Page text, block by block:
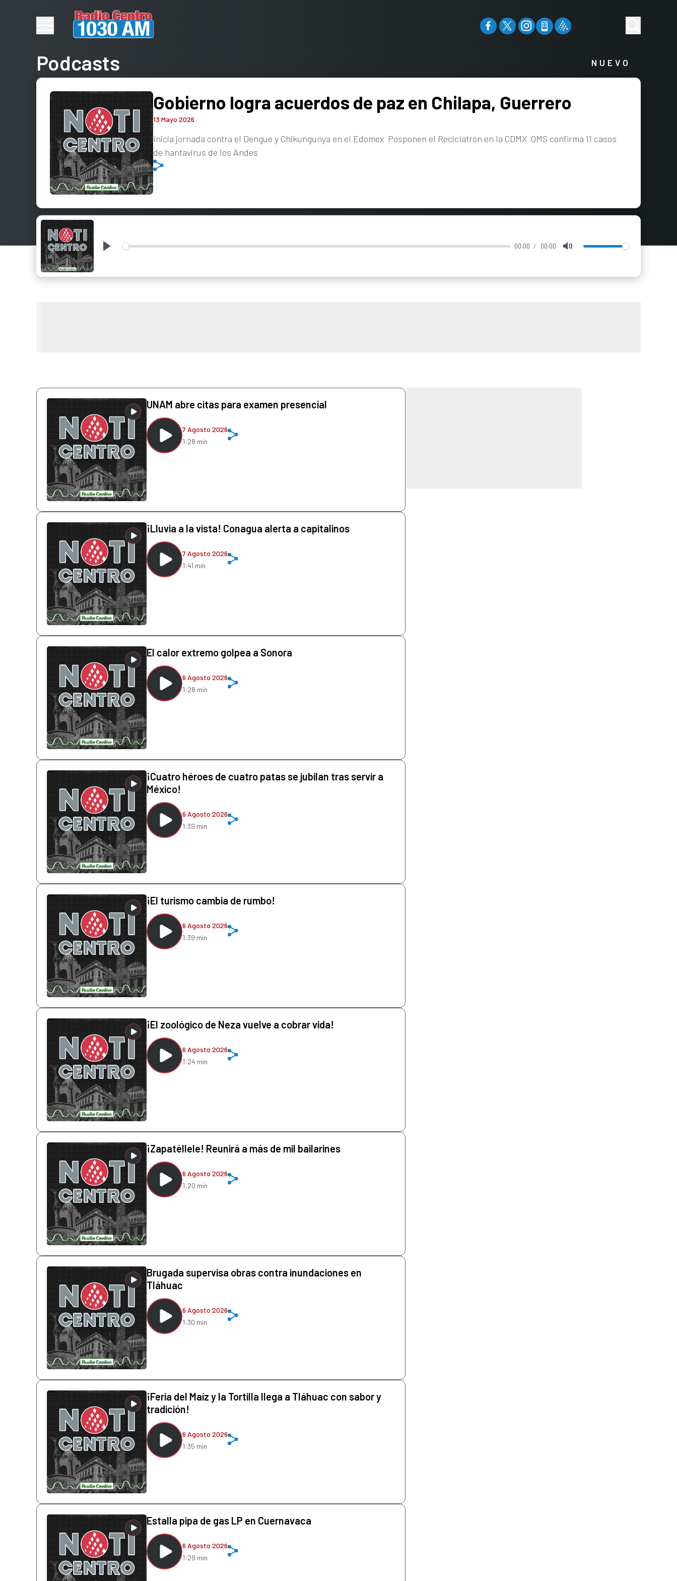
Podcasts NUEVO
Gobierno logra acuerdos de paz en Chilapa, Guerrero
13 Mayo 2026
Inicia jornada contra el Dengue y Chikungunya en el Edomex Posponen el Reciclatrón en la CDMX OMS confirma 11 casos
de hantavirus de los Andes
Play 00:00 00:00 Mute
UNAM abre citas para examen presencial
7 Agosto 2026
1:28 min
¡Lluvia a la vista! Conagua alerta a capitalinos
7 Agosto 2026
1:41 min
El calor extremo golpea a Sonora
6 Agosto 2026
1:28 min
¡Cuatro héroes de cuatro patas se jubilan tras servir a
México!
6 Agosto 2026
1:39 min
¡El turismo cambia de rumbo!
6 Agosto 2026
1:39 min
¡El zoológico de Neza vuelve a cobrar vida!
6 Agosto 2026
1:24 min
¡Zapatéllele! Reunirá a más de mil bailarines
6 Agosto 2026
1:20 min
Brugada supervisa obras contra inundaciones en
Tláhuac
6 Agosto 2026
1:30 min
¡Feria del Maíz y la Tortilla llega a Tláhuac con sabor y
tradición!
6 Agosto 2026
1:35 min
Estalla pipa de gas LP en Cuernavaca
6 Agosto 2026
1:29 min